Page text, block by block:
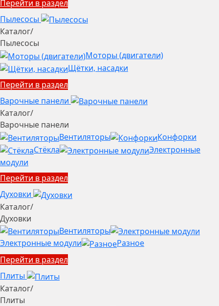
Перейти в раздел
Пылесосы
Каталог/
Пылесосы
Моторы (двигатели)
Щётки, насадки
Перейти в раздел
Варочные панели
Каталог/
Варочные панели
Вентиляторы
Конфорки
Стёкла
Электронные
модули
Перейти в раздел
Духовки
Каталог/
Духовки
Вентиляторы
Электронные модули
Разное
Перейти в раздел
Плиты
Каталог/
Плиты